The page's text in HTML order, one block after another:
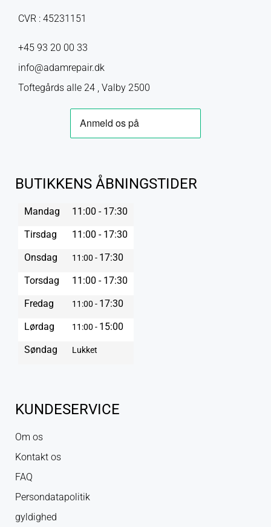
CVR : 45231151
+45 93 20 00 33
info@adamrepair.dk
Toftegårds alle 24 , Valby 2500
BUTIKKENS ÅBNINGSTIDER
Mandag
11:00 - 17:30
Tirsdag
11:00 - 17:30
Onsdag
11:00 - 17:30
Torsdag
11:00 - 17:30
Fredag
11:00 - 17:30
Lørdag
11:00 - 15:00
Søndag
Lukket
KUNDESERVICE
Om os
Kontakt os
FAQ
Persondatapolitik
gyldighed